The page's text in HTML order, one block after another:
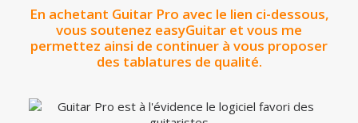
En achetant Guitar Pro avec le lien ci-dessous,
vous soutenez easyGuitar et vous me
permettez ainsi de continuer à vous proposer
des tablatures de qualité.